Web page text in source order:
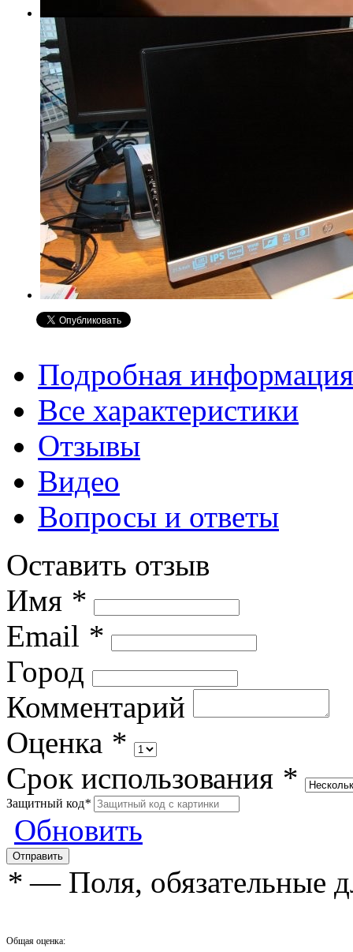
Подробная информация
Все характеристики
Отзывы
Видео
Вопросы и ответы
Оставить отзыв
Имя *
Email *
Город
Комментарий
Оценка *
Срок использования *
Защитный код*
Обновить
* — Поля, обязательные
Общая оценка: